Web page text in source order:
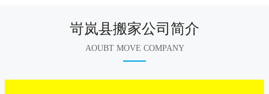
岢岚县搬家公司简介
AOUBT MOVE COMPANY